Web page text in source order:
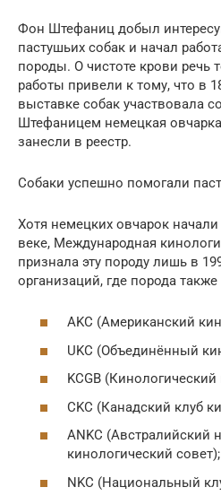
Фон Штефаниц добыл
пастушьих собак и начал
породы. О чистоте крови речь
работы привели к тому, что в
выставке собак участвовала
Штефаницем немецкая
занесли в реестр.
Собаки успешно помогали
Хотя немецких овчарок
веке, Международная
признала эту породу лишь в
организаций, где порода
AKC (Американский
UKC (Объединённый
KCGB
CKC (Канадский клуб
ANKC (Австралийский
кинологический совет);
NKC (Национальный